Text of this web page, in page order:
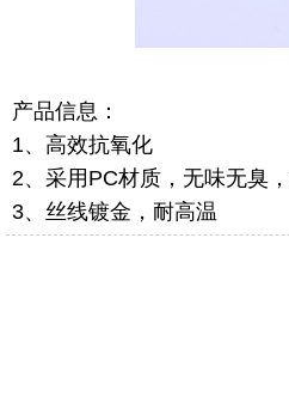
产品信息：
1、高效抗氧化
2、采用PC材质，无味无臭
3、丝线镀金，耐高温